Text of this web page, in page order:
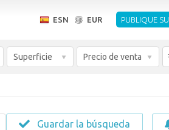
ESN EUR PUBLIQUE
Superficie Precio de venta
Guardar la búsqueda